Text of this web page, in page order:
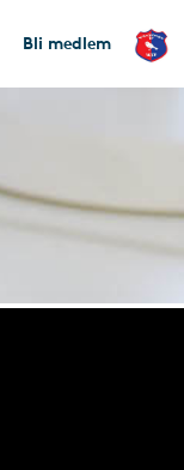
Bli medlem